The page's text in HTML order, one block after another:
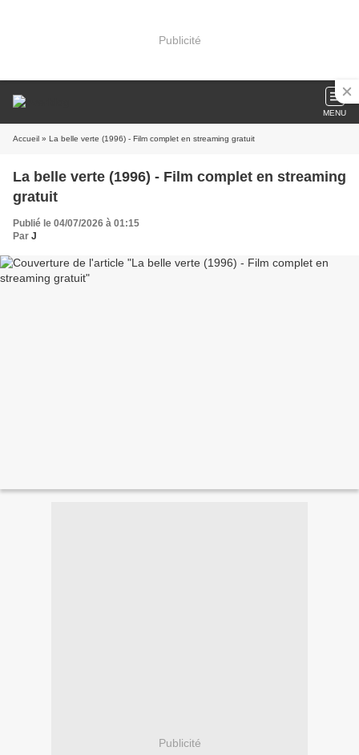
Publicité
MENU
Accueil » La belle verte (1996) - Film complet en streaming gratuit
La belle verte (1996) - Film complet en streaming
gratuit
Publié le 04/07/2026 à 01:15
Par J
Publicité